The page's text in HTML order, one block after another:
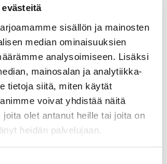
sisällön ja mainosten
median ominaisuuksien
analysoimiseen. Lisäksi
mainosalan ja analytiikka-
tietoja siitä, miten käytät
voivat yhdistää näitä
olet antanut heille tai joita on
heidän palvelujaan.
otettuihin, korkeimman
toteamiin tullimaksuihin.
suomalaisyrityksistä aikoo
Viidennes yrityksistä ei
hakea korvauksia.
olleet lähinnä tuontiyritykset
Vakautta ei vielä saavuteta,
tulkinnasta jatkuu, joten